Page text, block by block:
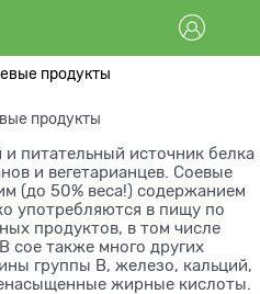
продукты
продукты
питательный источник белка
и вегетарианцев. Соевые
(до 50% веса!) содержанием
употребляются в пищу по
продуктов, в том числе
сое также много других
группы В, железо, кальций,
жирные кислоты.